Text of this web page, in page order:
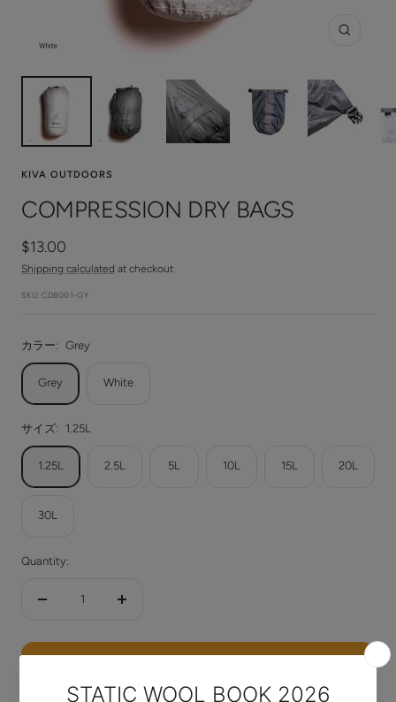
Zoom
KIVA OUTDOORS
COMPRESSION DRY BAGS
Sale
price
$13.00
Shipping calculated at checkout
SKU:CDB001-GY
カラー: Grey
Grey White
サイズ: 1.25L
1.25L 2.5L 5L 10L 15L 20L
30L
Quantity:
Decrease
Increase